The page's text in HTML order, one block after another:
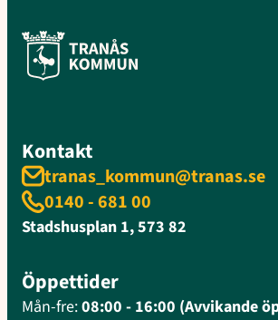
Kontakt
tranas_kommun@tranas.se
0140 - 681 00
Stadshusplan 1, 573 82
Öppettider
Mån-fre:08:00 - 16:00 (Avvikande